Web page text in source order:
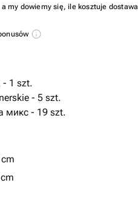
a my dowiemy się, ile kosztuje dostawa
- 1 szt.
- 5 szt.
микс - 19 szt.